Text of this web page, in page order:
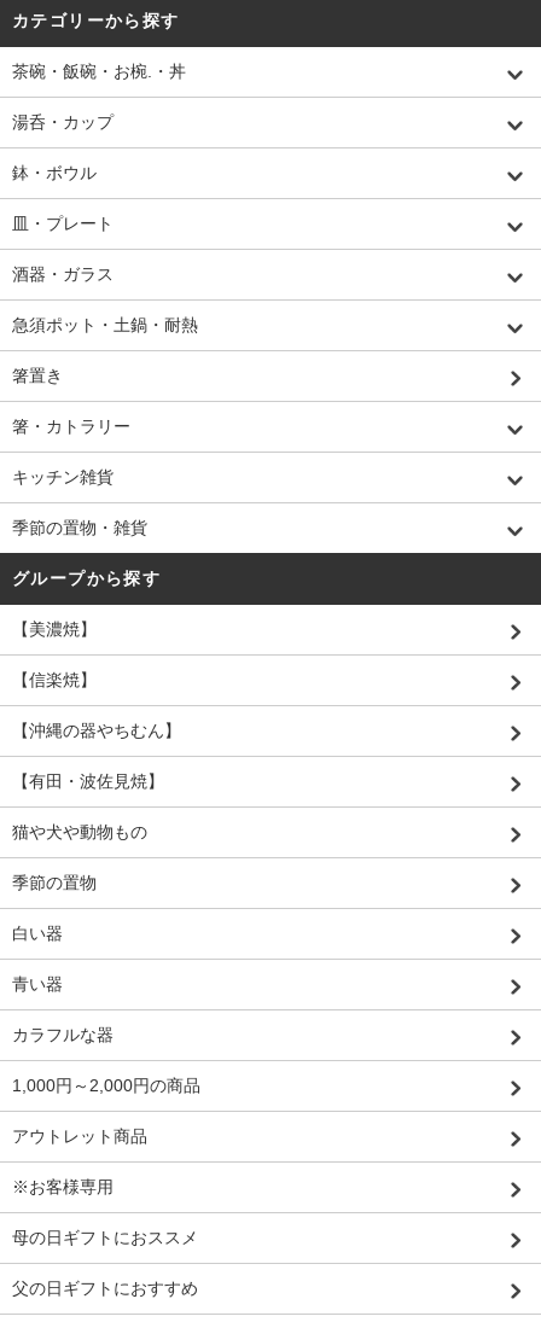
カテゴリーから探す
茶碗・飯碗・お椀.・丼
湯呑・カップ
鉢・ボウル
皿・プレート
酒器・ガラス
急須ポット・土鍋・耐熱
箸置き
箸・カトラリー
キッチン雑貨
季節の置物・雑貨
グループから探す
【美濃焼】
【信楽焼】
【沖縄の器やちむん】
【有田・波佐見焼】
猫や犬や動物もの
季節の置物
白い器
青い器
カラフルな器
1,000円～2,000円の商品
アウトレット商品
※お客様専用
母の日ギフトにおススメ
父の日ギフトにおすすめ